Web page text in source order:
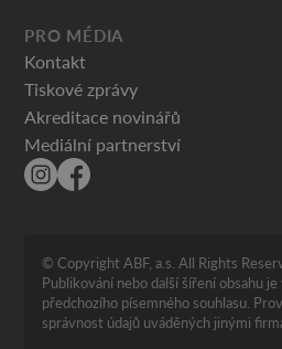
PRO MÉDIA
Kontakt
Tiskové zprávy
Akreditace novinářů
Mediální partnerství
© Copyright ABF, a.s. All Rights
Publikování nebo další šíření obsahu
předchozího písemného souhlasu.
správnost údajů uváděných jinými